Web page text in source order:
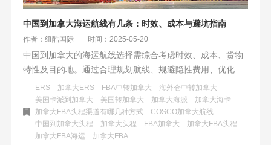
中国到加拿大海运航线有几条：时效、成本与避坑指南
作者：纽酷国际 时间：2025-05-20
中国到加拿大的海运航线选择需综合考虑时效、成本、货物
特性及目的地。通过合理规划航线、规避隐性费用、优化清
关流程，企业可在保障供应链稳定性的同时，显著降低物流
成本。无论是电商卖家、B端客户还是个人发货，掌握本文
策略，即可在跨境物流中占据主动权。
ERS 加拿大ERS FBA中转加拿大
海外仓中转加拿大
美国卡派到加拿大
美国转加拿大 加拿大海派
加拿大海卡
加拿大FBA头程渠道有哪几种方式
COSCO加拿大航线
中国到加拿大头程
加拿大头程 FBA加拿大
加拿大FBA头程
加拿大FBA海运
加拿大FBA